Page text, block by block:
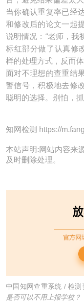
当你确认重复率已经
和修改后的论文一起
说明情况：“老师，我
标红部分做了认真修
样的处理方式，反而
面对不理想的查重结
警信号，积极地去修
聪明的选择。别怕，
知网检测 https://
本站声明:网站内容来
及时删除处理。
中国知网查重系统 /检测
是否可以不用上报学校？